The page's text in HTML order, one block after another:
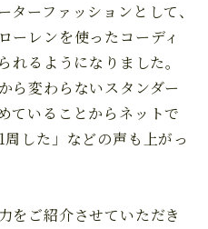
ーファッションとして、
ーレンを使ったコーディ
れるようになりました。
ら変わらないスタンダー
ていることからネットで
した」などの声も上がっ
をご紹介させていただき